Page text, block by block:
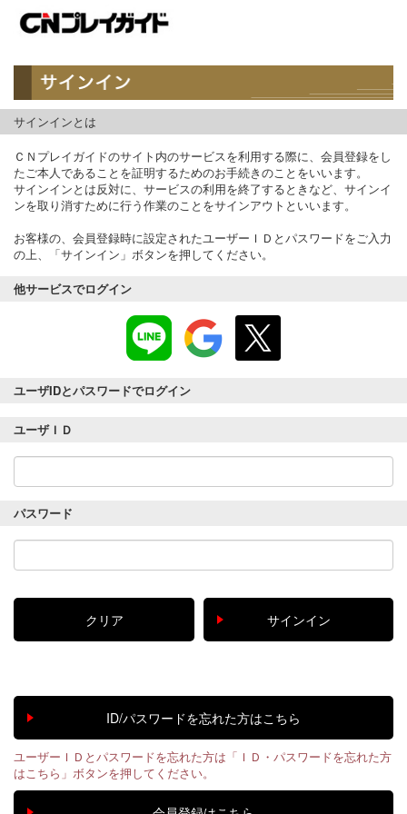
サインインとは
ＣＮプレイガイドのサイト内のサービスを利用する際に、会員登録をし
たご本人であることを証明するためのお手続きのことをいいます。
サインインとは反対に、サービスの利用を終了するときなど、サインイ
ンを取り消すために行う作業のことをサインアウトといいます。
お客様の、会員登録時に設定されたユーザーＩＤとパスワードをご入力
の上、「サインイン」ボタンを押してください。
他サービスでログイン
ユーザIDとパスワードでログイン
ユーザＩＤ
パスワード
ユーザーＩＤとパスワードを忘れた方は「ＩＤ・パスワードを忘れた方
はこちら」ボタンを押してください。